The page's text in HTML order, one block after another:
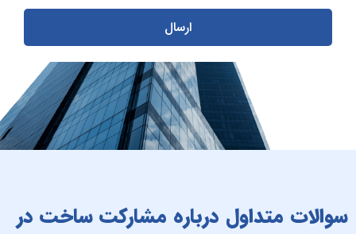
ارسال
سوالات متداول درباره مشارکت ساخت در